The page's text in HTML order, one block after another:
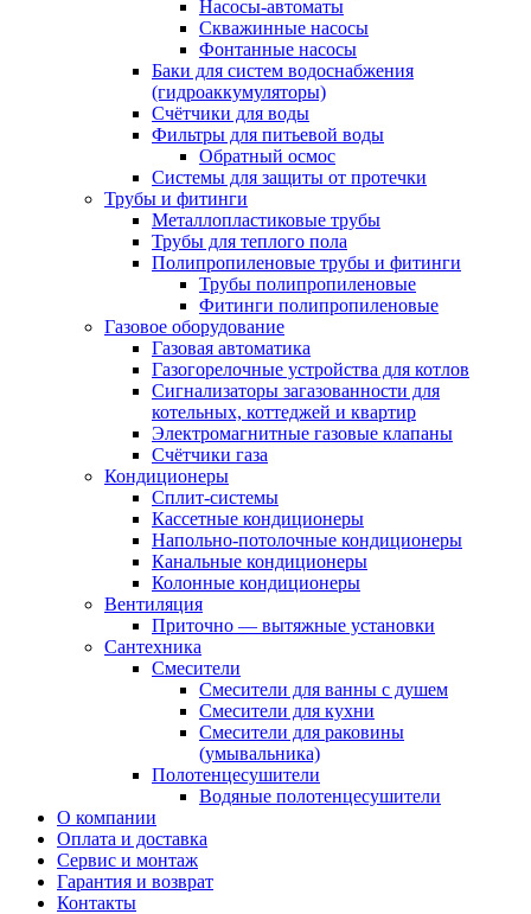
Насосы-автоматы
Скважинные насосы
Фонтанные насосы
Баки для систем водоснабжения
(гидроаккумуляторы)
Счётчики для воды
Фильтры для питьевой воды
Обратный осмос
Системы для защиты от протечки
Трубы и фитинги
Металлопластиковые трубы
Трубы для теплого пола
Полипропиленовые трубы и фитинги
Трубы полипропиленовые
Фитинги полипропиленовые
Газовое оборудование
Газовая автоматика
Газогорелочные устройства для котлов
Сигнализаторы загазованности для
котельных, коттеджей и квартир
Электромагнитные газовые клапаны
Счётчики газа
Кондиционеры
Сплит-системы
Кассетные кондиционеры
Напольно-потолочные кондиционеры
Канальные кондиционеры
Колонные кондиционеры
Вентиляция
Приточно — вытяжные установки
Сантехника
Смесители
Смесители для ванны с душем
Смесители для кухни
Смесители для раковины
(умывальника)
Полотенцесушители
Водяные полотенцесушители
О компании
Оплата и доставка
Сервис и монтаж
Гарантия и возврат
Контакты